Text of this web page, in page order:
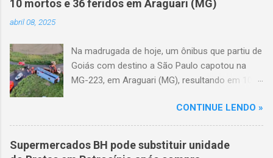
10 mortos e 36 feridos em Araguari (MG)
abril 08, 2025
Na madrugada de hoje, um ônibus que partiu de
Goiás com destino a São Paulo capotou na
MG-223, em Araguari (MG), resultando em 10
volta das 3h40, próximo ao trevo de Queixinho,
quando o motorista perdeu o controle do
veículo, atravessou o canteiro central e
capotou em uma alça de acesso. Entre as
CONTINUE LENDO »
Supermercados BH pode substituir unidade